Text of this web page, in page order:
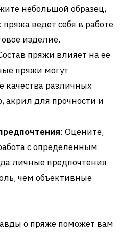
небольшой образец,
ведет себя в работе
изделие.
пряжи влияет на ее
пряжи могут
качества различных
акрил для прочности и
: Оцените,
с определенным
личные предпочтения
чем объективные
о пряже поможет вам